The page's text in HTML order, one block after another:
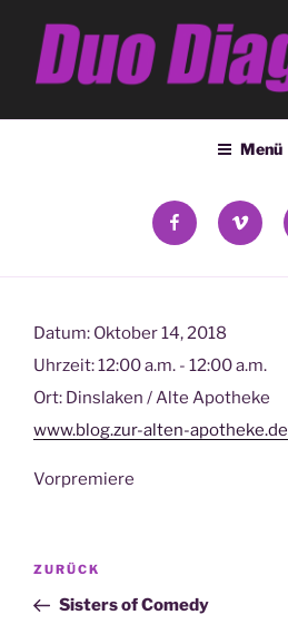
Inhalt
springen
DUO DIAGONAL
Menü
facebookvimeo
Datum: Oktober 14, 2018
Uhrzeit:12:00 a.m. - 12:00 a.m.
Ort: Dinslaken / Alte Apotheke
www.blog.zur-alten-apotheke.de
Vorpremiere
Beitragsnavigation
Vorheriger
Beitrag
ZURÜCK
Sisters of Comedy